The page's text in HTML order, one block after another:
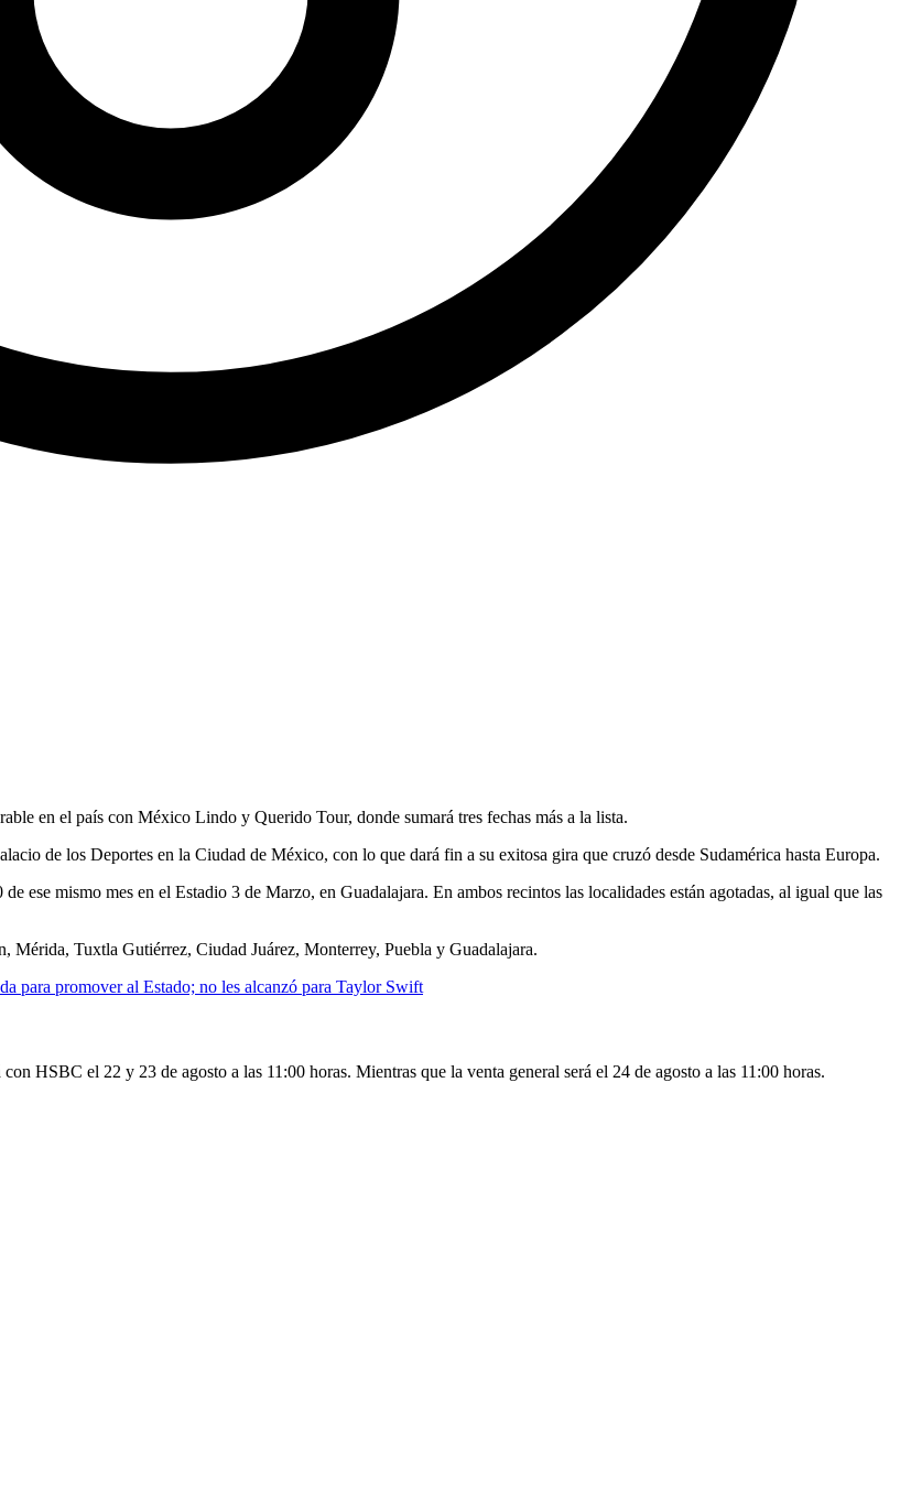
en el país con México Lindo y Querido Tour, donde sumará tres fechas más a la lista.
de los Deportes en la Ciudad de México, con lo que dará fin a su exitosa gira que cruzó desde Sudamérica hasta Europa.
ese mismo mes en el Estadio 3 de Marzo, en Guadalajara. En ambos recintos las localidades están agotadas, al igual que las
Tuxtla Gutiérrez, Ciudad Juárez, Monterrey, Puebla y Guadalajara.
para promover al Estado; no les alcanzó para Taylor Swift
HSBC el 22 y 23 de agosto a las 11:00 horas. Mientras que la venta general será el 24 de agosto a las 11:00 horas.